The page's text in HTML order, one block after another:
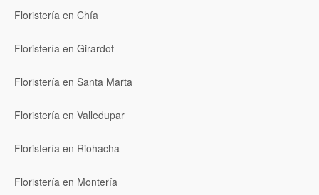
Floristería en Chía
Floristería en Girardot
Floristería en Santa Marta
Floristería en Valledupar
Floristería en Riohacha
Floristería en Montería